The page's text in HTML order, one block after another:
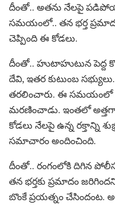
దీంతో.. అతను నేలపై
సమయంలో.. తన భర్త
చెప్పింది ఈ కోడలు.
దీంతో.. హుటాహుటున పెద్ద
దేవి, ఇతర కుటుంబ
తరలించారు. ఈ సమయంలో
మరణించాడు. ఇంతలో
కోడలు నేలపై ఉన్న రక్తాన్ని
సమాచారం అందించింది.
దీంతో.. రంగంలోకి దిగిన
తన భర్తకు ప్రమాదం
బొంకే ప్రయత్నం